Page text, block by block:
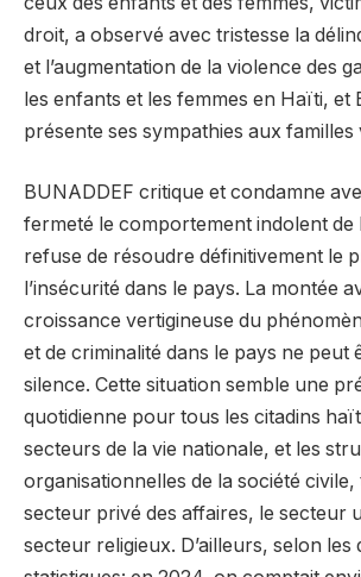
droit, a observé avec tristesse la
et l’augmentation de la violence des
les enfants et les femmes en Haïti, et
présente ses sympathies aux familles
BUNADDEF critique et condamne
fermeté le comportement indolent de
refuse de résoudre définitivement le
l’insécurité dans le pays. La montée
croissance vertigineuse du
et de criminalité dans le pays ne peut
silence. Cette situation semble une
quotidienne pour tous les citadins
secteurs de la vie nationale, et les
organisationnelles de la société civile,
secteur privé des affaires, le secteur
secteur religieux. D’ailleurs, selon les